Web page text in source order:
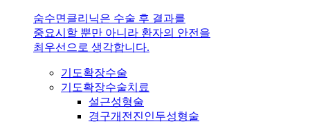
숨수면클리닉은 수술 후 결과를
중요시할 뿐만 아니라 환자의 안전을
최우선으로 생각합니다.
기도확장수술
기도확장수술치료
설근성형술
경구개전진인두성형술